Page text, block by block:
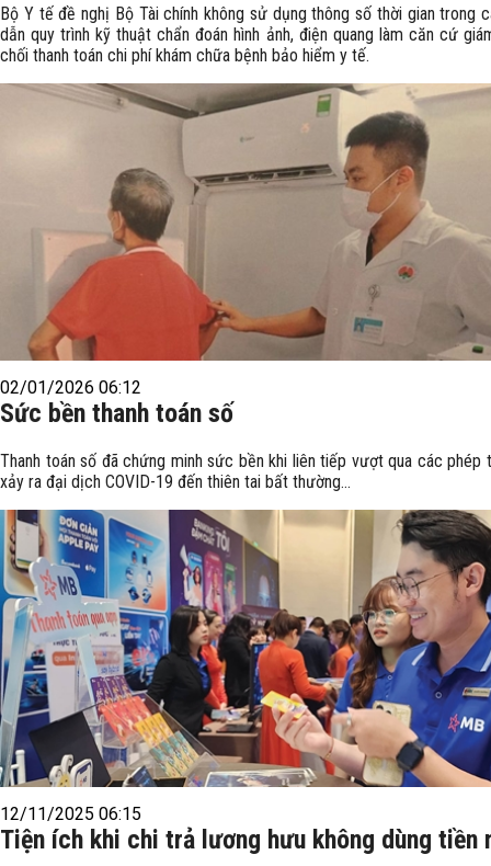
Bộ Y tế đề nghị Bộ Tài chính không sử dụng thông số thời gian trong
dẫn quy trình kỹ thuật chẩn đoán hình ảnh, điện quang làm căn cứ
chối thanh toán chi phí khám chữa bệnh bảo hiểm y tế.
02/01/2026 06:12
Sức bền thanh toán số
Thanh toán số đã chứng minh sức bền khi liên tiếp vượt qua các phép
xảy ra đại dịch COVID-19 đến thiên tai bất thường...
12/11/2025 06:15
Tiện ích khi chi trả lương hưu không dùng tiền